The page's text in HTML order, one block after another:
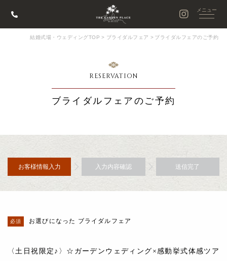
結婚式場・ウェディングTOP > ブライダルフェア > ブライダルフェアのご予約
RESERVATION
ブライダルフェアのご予約
お客様情報入力 入力内容確認 送信完了
お選びになった ブライダルフェア
〈土日祝限定♪〉☆ガーデンウェディング×感動挙式体感ツア